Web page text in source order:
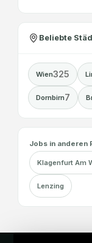
Beliebte
Wien325
Dornbirn7
Jobs in anderen
Klagenfurt Am
Lenzing